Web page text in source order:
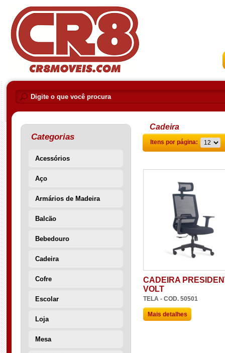
Categorias
Acessórios
Aço
Armários de Madeira
Balcão
Bebedouro
Cadeira
Cofre
Escolar
Loja
Mesa
Cadeira
Itens por página:
CADEIRA
VOLT
TELA - COD. 50501
Mais detalhes